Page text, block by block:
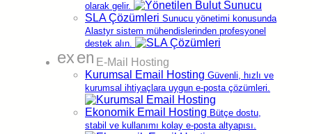
olarak gelir.
SLA Çözümleri Sunucu yönetimi konusunda
Alastyr sistem mühendislerinden profesyonel
destek alın.
expand_more
emailE-Mail Hosting
Kurumsal Email Hosting Güvenli, hızlı ve
kurumsal ihtiyaçlara uygun e-posta çözümleri.
Ekonomik Email Hosting Bütçe dostu,
stabil ve kullanımı kolay e-posta altyapısı.
Sık SorulanSorular
Alastyr'ın resmi ticaret unvanı nedir?
Türkiye merkez ofisimizin resmi ticaret unvanı Alastyr
Telekomünikasyon A.Ş.'dir. KKTC'deki global satış ve
hizmetler yapımızın unvanı ise Alastyr Technology